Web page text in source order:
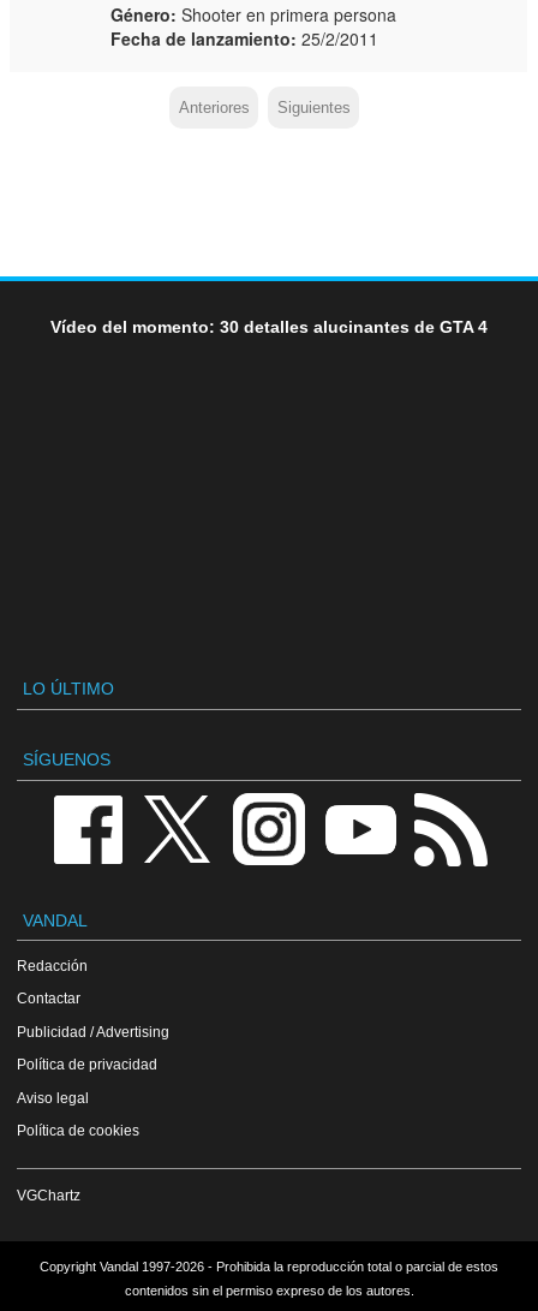
Género: Shooter en primera persona
Fecha de lanzamiento: 25/2/2011
Anteriores Siguientes
Vídeo del momento: 30 detalles alucinantes de GTA 4
LO ÚLTIMO
SÍGUENOS
VANDAL
Redacción
Contactar
Publicidad / Advertising
Política de privacidad
Aviso legal
Política de cookies
VGChartz
Copyright Vandal 1997-2026 - Prohibida la reproducción total o parcial de estos
contenidos sin el permiso expreso de los autores.